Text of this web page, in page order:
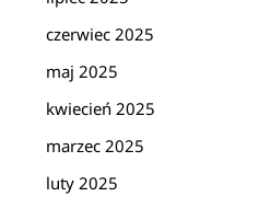
czerwiec 2025
maj 2025
kwiecień 2025
marzec 2025
luty 2025